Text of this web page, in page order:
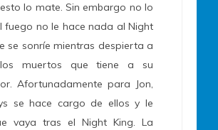
lo mate. Sin embargo no lo
fuego no le hace nada al Night
se sonríe mientras despierta a
muertos que tiene a su
Afortunadamente para Jon,
se hace cargo de ellos y le
vaya tras el Night King. La